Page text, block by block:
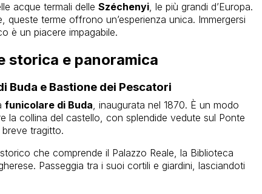
acque termali delle Széchenyi, le più grandi d’Europa.
queste terme offrono un’esperienza unica. Immergersi
è un piacere impagabile.
storica e panoramica
Buda e Bastione dei Pescatori
funicolare di Buda, inaugurata nel 1870. È un modo
la collina del castello, con splendide vedute sul Ponte
tragitto.
che comprende il Palazzo Reale, la Biblioteca
Passeggia tra i suoi cortili e giardini, lasciandoti